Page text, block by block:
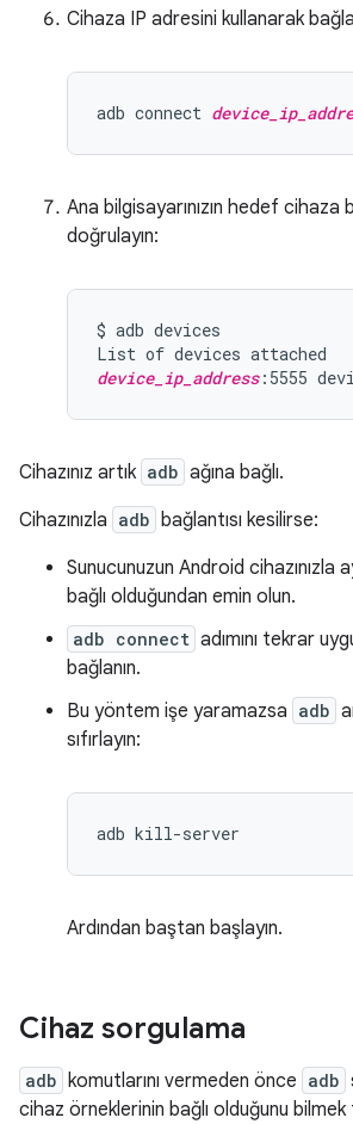
Cihaza IP adresini kullanarak
adb connect
Ana bilgisayarınızın hedef cihaza
doğrulayın:
$ adb devices
device_ip_address
Cihazınız artık adb ağına bağlı.
Cihazınızla adb bağlantısı kesilirse:
Sunucunuzun Android cihazınızla
bağlı olduğundan emin olun.
adb connect adımını tekrar
bağlanın.
Bu yöntem işe yaramazsa adb
sıfırlayın:
Ardından baştan başlayın.
Cihaz sorgulama
adb komutlarını vermeden önce adb
cihaz örneklerinin bağlı olduğunu bilmek